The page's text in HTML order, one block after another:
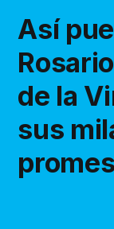
Así
de la
sus